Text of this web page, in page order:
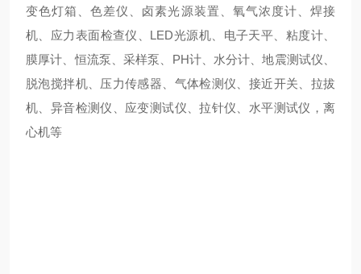
变色灯箱、色差仪、卤素光源装置、氧气浓度计、焊接
机、应力表面检查仪、LED光源机、电子天平、粘度计、
膜厚计、恒流泵、采样泵、PH计、水分计、地震测试仪、
脱泡搅拌机、压力传感器、气体检测仪、接近开关、拉拔
机、异音检测仪、应变测试仪、拉针仪、水平测试仪，离
心机等